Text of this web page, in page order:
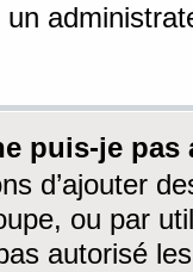
puis-je
d’ajouter
ou par
autorisé